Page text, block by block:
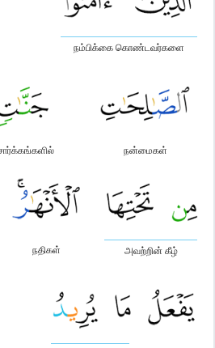
நம்பிக்கை கொண்டவர்களை
நன்மைகள்
அவற்றின் கீழ்
நதிகள்